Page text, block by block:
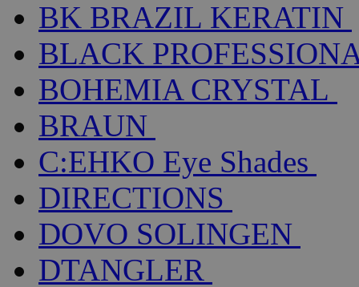
BK BRAZIL KERATIN
BLACK
BOHEMIA CRYSTAL
BRAUN
C:EHKO Eye Shades
DIRECTIONS
DOVO SOLINGEN
DTANGLER